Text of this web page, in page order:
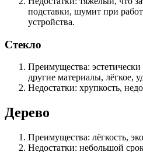
подставки, шумит при
устройства.
Стекло
Преимущества:
другие материалы, лёгкое,
Недостатки: хрупкость,
Дерево
Преимущества: лёгкость,
Недостатки: небольшой